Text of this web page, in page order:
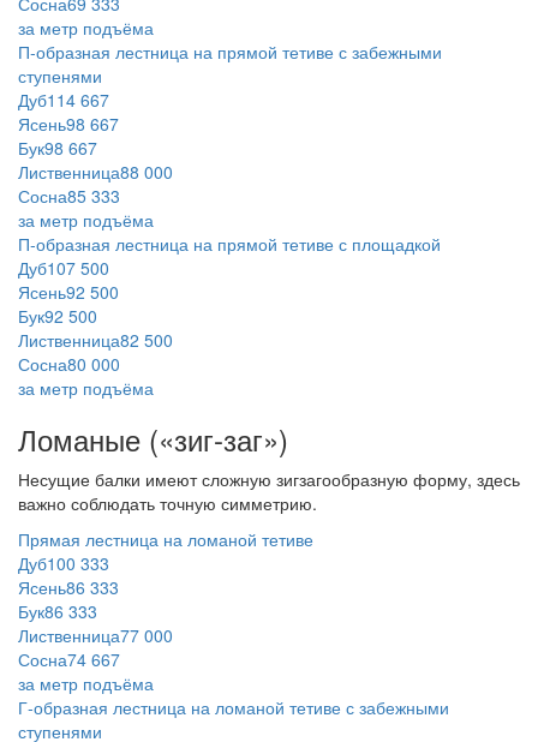
за метр подъёма
П‑образная лестница на прямой тетиве с забежными
ступенями
Дуб114 667
Ясень98 667
Бук98 667
Лиственница88 000
Сосна85 333
за метр подъёма
П‑образная лестница на прямой тетиве с площадкой
Дуб107 500
Ясень92 500
Бук92 500
Лиственница82 500
Сосна80 000
за метр подъёма
Ломаные («зиг-заг»)
Несущие балки имеют сложную зигзагообразную форму, здесь
важно соблюдать точную симметрию.
Прямая лестница на ломаной тетиве
Дуб100 333
Ясень86 333
Бук86 333
Лиственница77 000
Сосна74 667
за метр подъёма
Г‑образная лестница на ломаной тетиве с забежными
ступенями